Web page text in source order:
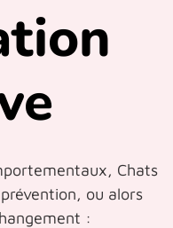
Chats
ou alors
: